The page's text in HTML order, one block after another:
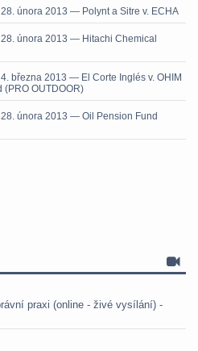
února 2013 — Polynt a Sitre v. ECHA
února 2013 — Hitachi Chemical
března 2013 — El Corte Inglés v. OHIM
OUTDOOR)
února 2013 — Oil Pension Fund
praxi (online - živé vysílání) -